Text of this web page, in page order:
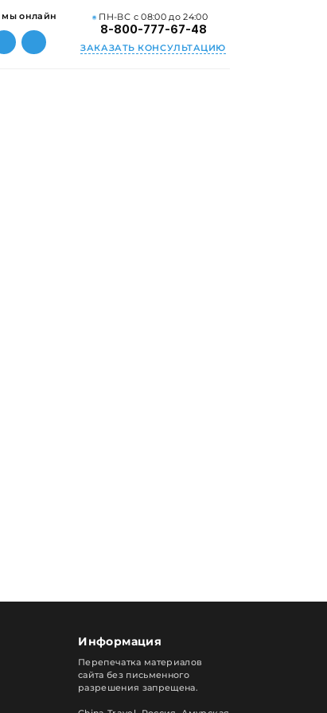
мы онлайн ПН-ВС с 08:00 до 24:00
8-800-777-67-48
ЗАКАЗАТЬ КОНСУЛЬТАЦИЮ
Информация
Перепечатка материалов
сайта без письменного
разрешения запрещена.